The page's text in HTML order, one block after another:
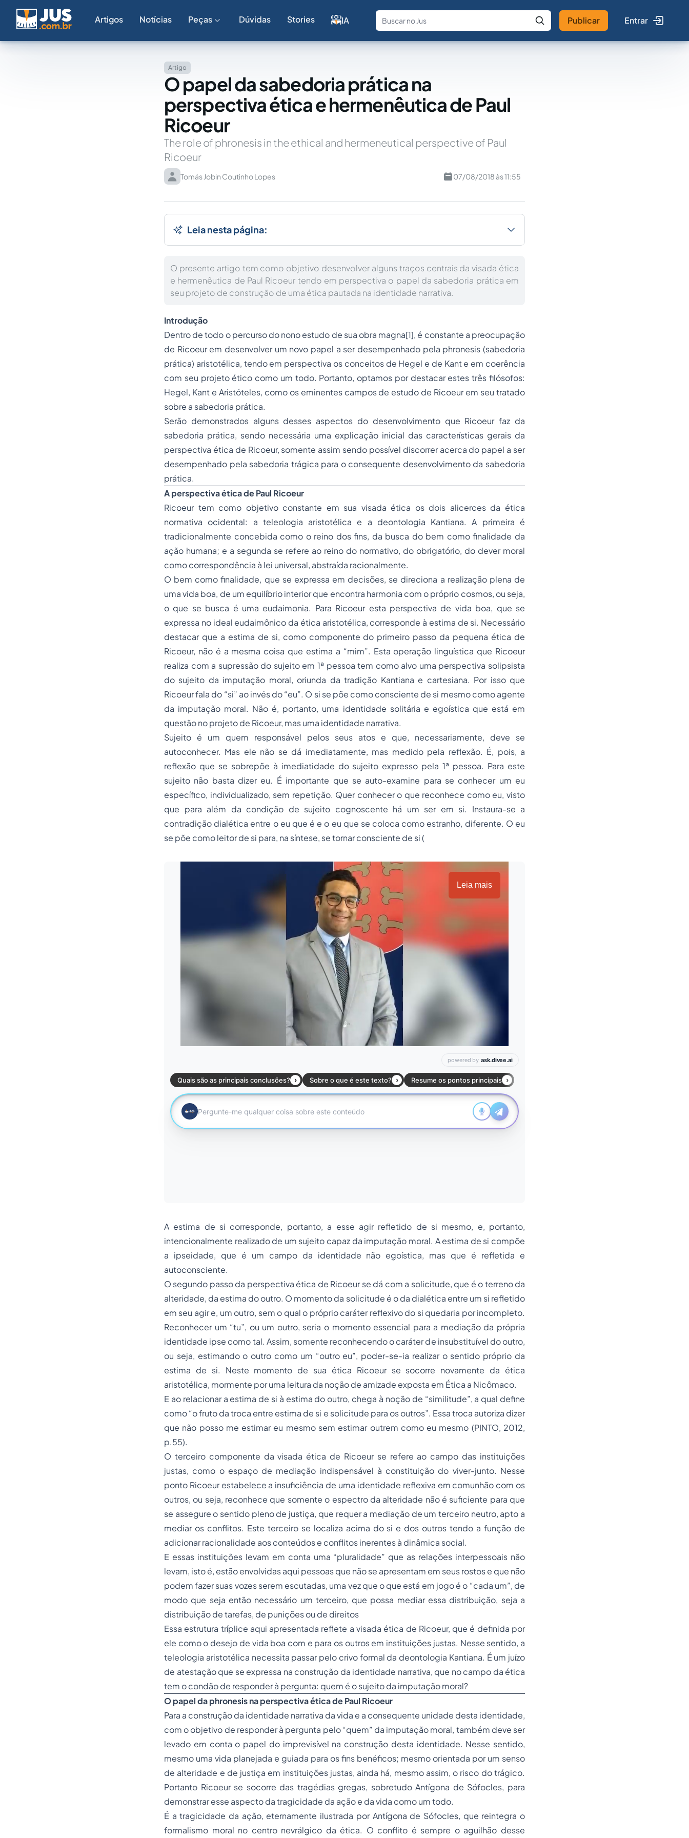
Artigos Notícias Peças Dúvidas Stories IA
Fale com a IA Buscar no Jus
Publicar Entrar
Artigo
O papel da sabedoria prática na
perspectiva ética e hermenêutica de Paul
Ricoeur
The role of phronesis in the ethical and hermeneutical perspective of Paul
Ricoeur
Tomás Jobin Coutinho Lopes 07/08/2018 às 11:55
Leia nesta página:
O presente artigo tem como objetivo desenvolver alguns traços centrais da visada ética
e hermenêutica de Paul Ricoeur tendo em perspectiva o papel da sabedoria prática em
seu projeto de construção de uma ética pautada na identidade narrativa.
Introdução
Dentro de todo o percurso do nono estudo de sua obra magna[1], é constante a preocupação
de Ricoeur em desenvolver um novo papel a ser desempenhado pela phronesis (sabedoria
prática) aristotélica, tendo em perspectiva os conceitos de Hegel e de Kant e em coerência
com seu projeto ético como um todo. Portanto, optamos por destacar estes três filósofos:
Hegel, Kant e Aristóteles, como os eminentes campos de estudo de Ricoeur em seu tratado
sobre a sabedoria prática.
Serão demonstrados alguns desses aspectos do desenvolvimento que Ricoeur faz da
sabedoria prática, sendo necessária uma explicação inicial das características gerais da
perspectiva ética de Ricoeur, somente assim sendo possível discorrer acerca do papel a ser
desempenhado pela sabedoria trágica para o consequente desenvolvimento da sabedoria
prática.
A perspectiva ética de Paul Ricoeur
Ricoeur tem como objetivo constante em sua visada ética os dois alicerces da ética
normativa ocidental: a teleologia aristotélica e a deontologia Kantiana. A primeira é
tradicionalmente concebida como o reino dos fins, da busca do bem como finalidade da
ação humana; e a segunda se refere ao reino do normativo, do obrigatório, do dever moral
como correspondência à lei universal, abstraída racionalmente.
O bem como finalidade, que se expressa em decisões, se direciona a realização plena de
uma vida boa, de um equilíbrio interior que encontra harmonia com o próprio cosmos, ou seja,
o que se busca é uma eudaimonia. Para Ricoeur esta perspectiva de vida boa, que se
expressa no ideal eudaimônico da ética aristotélica, corresponde à estima de si. Necessário
destacar que a estima de si, como componente do primeiro passo da pequena ética de
Ricoeur, não é a mesma coisa que estima a “mim”. Esta operação linguística que Ricoeur
realiza com a supressão do sujeito em 1ª pessoa tem como alvo uma perspectiva solipsista
do sujeito da imputação moral, oriunda da tradição Kantiana e cartesiana. Por isso que
Ricoeur fala do “si” ao invés do “eu”. O si se põe como consciente de si mesmo como agente
da imputação moral. Não é, portanto, uma identidade solitária e egoística que está em
questão no projeto de Ricoeur, mas uma identidade narrativa.
Sujeito é um quem responsável pelos seus atos e que, necessariamente, deve se
autoconhecer. Mas ele não se dá imediatamente, mas medido pela reflexão. É, pois, a
reflexão que se sobrepõe à imediatidade do sujeito expresso pela 1ª pessoa. Para este
sujeito não basta dizer eu. É importante que se auto-examine para se conhecer um eu
específico, individualizado, sem repetição. Quer conhecer o que reconhece como eu, visto
que para além da condição de sujeito cognoscente há um ser em si. Instaura-se a
contradição dialética entre o eu que é e o eu que se coloca como estranho, diferente. O eu
se põe como leitor de si para, na síntese, se tornar consciente de si (
Leia mais
A estima de si corresponde, portanto, a esse agir refletido de si mesmo, e, portanto,
intencionalmente realizado de um sujeito capaz da imputação moral. A estima de si compõe
a ipseidade, que é um campo da identidade não egoística, mas que é refletida e
autoconsciente.
O segundo passo da perspectiva ética de Ricoeur se dá com a solicitude, que é o terreno da
alteridade, da estima do outro. O momento da solicitude é o da dialética entre um si refletido
em seu agir e, um outro, sem o qual o próprio caráter reflexivo do si quedaria por incompleto.
Reconhecer um “tu”, ou um outro, seria o momento essencial para a mediação da própria
identidade ipse como tal. Assim, somente reconhecendo o caráter de insubstituível do outro,
ou seja, estimando o outro como um “outro eu”, poder-se-ia realizar o sentido próprio da
estima de si. Neste momento de sua ética Ricoeur se socorre novamente da ética
aristotélica, mormente por uma leitura da noção de amizade exposta em Ética a Nicômaco.
E ao relacionar a estima de si à estima do outro, chega à noção de “similitude”, a qual define
como “o fruto da troca entre estima de si e solicitude para os outros”. Essa troca autoriza dizer
que não posso me estimar eu mesmo sem estimar outrem como eu mesmo (PINTO, 2012,
p.55).
O terceiro componente da visada ética de Ricoeur se refere ao campo das instituições
justas, como o espaço de mediação indispensável à constituição do viver-junto. Nesse
ponto Ricoeur estabelece a insuficiência de uma identidade reflexiva em comunhão com os
outros, ou seja, reconhece que somente o espectro da alteridade não é suficiente para que
se assegure o sentido pleno de justiça, que requer a mediação de um terceiro neutro, apto a
mediar os conflitos. Este terceiro se localiza acima do si e dos outros tendo a função de
adicionar racionalidade aos conteúdos e conflitos inerentes à dinâmica social.
E essas instituições levam em conta uma “pluralidade” que as relações interpessoais não
levam, isto é, estão envolvidas aqui pessoas que não se apresentam em seus rostos e que não
podem fazer suas vozes serem escutadas, uma vez que o que está em jogo é o “cada um”, de
modo que seja então necessário um terceiro, que possa mediar essa distribuição, seja a
distribuição de tarefas, de punições ou de direitos
Essa estrutura tríplice aqui apresentada reflete a visada ética de Ricoeur, que é definida por
ele como o desejo de vida boa com e para os outros em instituições justas. Nesse sentido, a
teleologia aristotélica necessita passar pelo crivo formal da deontologia Kantiana. É um juízo
de atestação que se expressa na construção da identidade narrativa, que no campo da ética
tem o condão de responder à pergunta: quem é o sujeito da imputação moral?
O papel da phronesis na perspectiva ética de Paul Ricoeur
Para a construção da identidade narrativa da vida e a consequente unidade desta identidade,
com o objetivo de responder à pergunta pelo “quem” da imputação moral, também deve ser
levado em conta o papel do imprevisível na construção desta identidade. Nesse sentido,
mesmo uma vida planejada e guiada para os fins benéficos; mesmo orientada por um senso
de alteridade e de justiça em instituições justas, ainda há, mesmo assim, o risco do trágico.
Portanto Ricoeur se socorre das tragédias gregas, sobretudo Antígona de Sófocles, para
demonstrar esse aspecto da tragicidade da ação e da vida como um todo.
É a tragicidade da ação, eternamente ilustrada por Antígona de Sófocles, que reintegra o
formalismo moral no centro nevrálgico da ética. O conflito é sempre o aguilhão desse